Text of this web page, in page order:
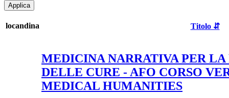
locandina Titolo ⇵
MEDICINA NARRATIVA PER
DELLE CURE - AFO CORSO
MEDICAL HUMANITIES